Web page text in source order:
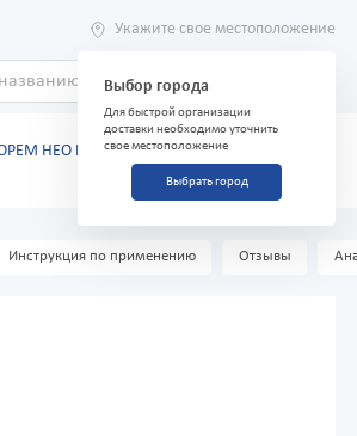
Укажите свое местоположение
Выбор города
Для быстрой организации
доставки необходимо уточнить
свое местоположение
Выбрать город
НЕО РАСТВОР ДЛЯ ИНФУЗИЙ 2 МГ 1 МЛ
Инструкция по применению Отзывы